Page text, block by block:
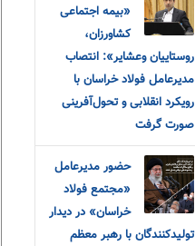
«بیمه اجتماعی
کشاورزان،
روستاییان و‌عشایر»: انتصاب
مدیرعامل فولاد خراسان با
رویکرد انقلابی و تحول‌آفرینی
صورت گرفت
حضور مدیرعامل
«مجتمع فولاد
خراسان» در دیدار
تولیدکنندگان با رهبر معظم